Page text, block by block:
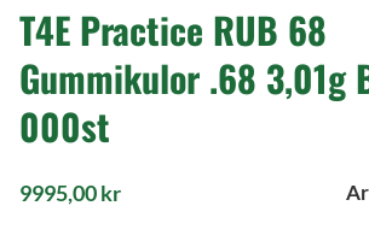
T4E Practice RUB 68
Gummikulor .68 3,01g
000st
9995,00kr